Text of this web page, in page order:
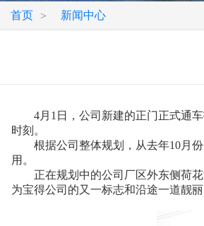
首页 > 新闻中心
4月1日，公司新建的正门正式通车
时刻。
根据公司整体规划，从去年10月份
用。
正在规划中的公司厂区外东侧荷花
为宝得公司的又一标志和沿途一道靓丽